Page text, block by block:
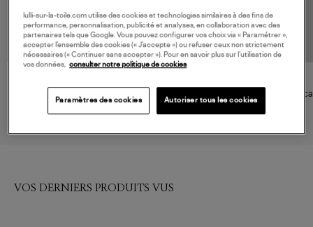
Mocassins Malvin Cognac
Mocassins In Pebble Leather
White
VOS DERNIERS PRODUITS VUS
lulli-sur-la-toile.com utilise des cookies et technologies similaires à des fins de
performance, personnalisation, publicité et analyses, en collaboration avec des
partenaires tels que Google. Vous pouvez configurer vos choix via « Paramétrer »,
accepter l’ensemble des cookies (« J’accepte ») ou refuser ceux non strictement
nécessaires (« Continuer sans accepter »). Pour en savoir plus sur l’utilisation de
vos données, consulter notre politique de cookies
Paramètres des cookies Autoriser tous les cookies